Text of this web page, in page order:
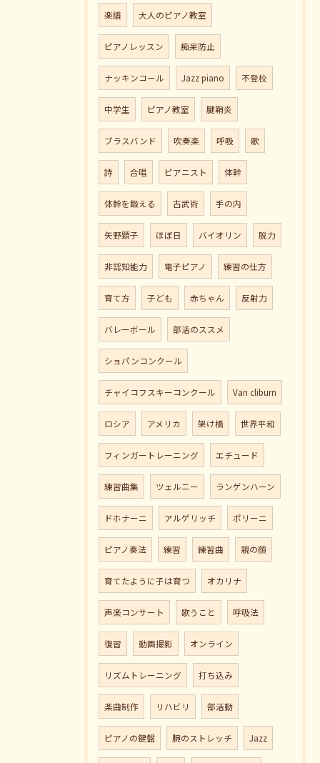
楽譜 大人のピアノ教室
ピアノレッスン 痴呆防止
ナッキンコール Jazz piano 不登校
中学生 ピアノ教室 腱鞘炎
ブラスバンド 吹奏楽 呼吸 歌
詩 合唱 ピアニスト 体幹
体幹を鍛える 古武術 手の内
矢野顕子 ほぼ日 バイオリン 脱力
非認知能力 電子ピアノ 練習の仕方
育て方 子ども 赤ちゃん 反射力
バレーボール 部活のススメ
ショパンコンクール
チャイコフスキーコンクール Van cliburn
ロシア アメリカ 架け橋 世界平和
フィンガートレーニング エチュード
練習曲集 ツェルニー ランゲンハーン
ドホナーニ アルゲリッチ ポリーニ
ピアノ奏法 練習 練習曲 親の顔
育てたように子は育つ オカリナ
声楽コンサート 歌うこと 呼吸法
復習 動画撮影 オンライン
リズムトレーニング 打ち込み
楽曲制作 リハビリ 部活動
ピアノの鍵盤 腕のストレッチ Jazz